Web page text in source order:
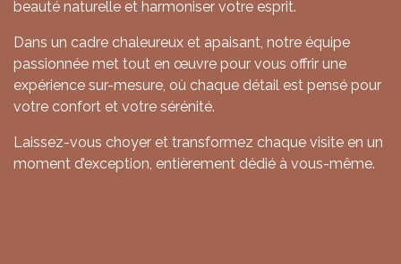
beauté naturelle et harmoniser votre esprit.
Dans un cadre chaleureux et apaisant, notre équipe
passionnée met tout en œuvre pour vous offrir une
expérience sur-mesure, où chaque détail est pensé pour
votre confort et votre sérénité.
Laissez-vous choyer et transformez chaque visite en un
moment d’exception, entièrement dédié à vous-même.